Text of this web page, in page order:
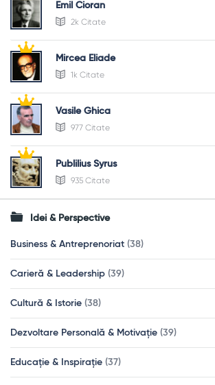
Emil Cioran
2k Citate
Mircea Eliade
1k Citate
Vasile Ghica
977 Citate
Publilius Syrus
935 Citate
Idei & Perspective
Business & Antreprenoriat (38)
Carieră & Leadership (39)
Cultură & Istorie (38)
Dezvoltare Personală & Motivație (39)
Educație & Inspirație (37)